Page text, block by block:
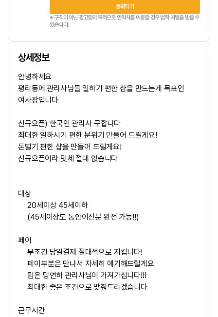
통화하기
※ 구직이 아닌 광고등의 목적으로 연락처를 이용할 경우 법적 처벌을 받을 수
있습니다.
상세정보
안녕하세요
평리동에 관리사님들 일하기 편한 샵을 만드는게 목표인
여사장입니다
신규오픈) 한국인 관리사 구합니다
최대한 일하시기 편한 분위기 만들어 드릴게요!
돈벌기 편한 샵을 만들어 드릴게요!
신규오픈이라 텃세 절대 없습니다
대상
20세이상 45세이하
(45세이상도 동안이신분 완전 가능!!)
페이
무조건 당일결제 절대적으로 지킵니다!
페이부분은 만나서 자세히 얘기해드릴게요
팁은 당연히 관리사님이 가져가십니다!!!
최대한 좋은 조건으로 맞춰드리겠습니다
근무시간